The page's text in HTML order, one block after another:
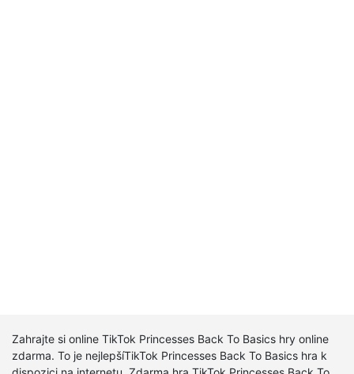
Zahrajte si online TikTok Princesses Back To Basics hry online
zdarma. To je nejlepšíTikTok Princesses Back To Basics hra k